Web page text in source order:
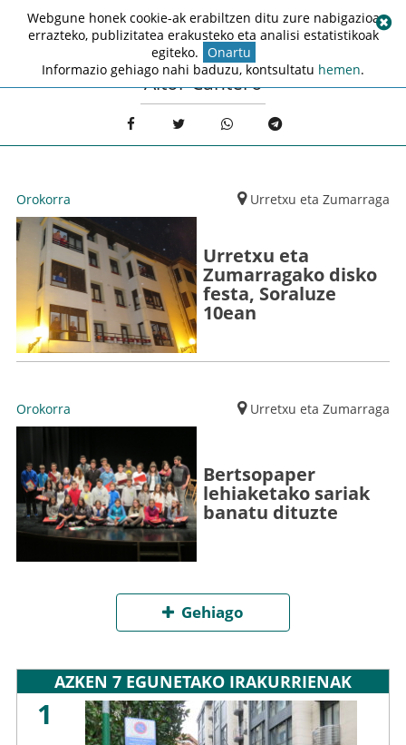
Aitor Cantero
Orokorra Urretxu eta Zumarraga
Urretxu eta
Zumarragako disko
festa, Soraluze
10ean
Orokorra Urretxu eta Zumarraga
Bertsopaper
lehiaketako sariak
banatu dituzte
Gehiago
AZKEN 7 EGUNETAKO IRAKURRIENAK
1
Webgune honek cookie-ak erabiltzen ditu zure nabigazioa
errazteko, publizitatea erakusteko eta analisi estatistikoak
egiteko. Onartu
Informazio gehiago nahi baduzu, kontsultatu hemen.